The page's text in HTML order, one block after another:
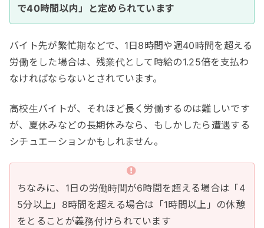
で40時間以内」と定められています
バイト先が繁忙期などで、1日8時間や週40時間を超える
労働をした場合は、残業代として時給の1.25倍を支払わ
なければならないとされています。
高校生バイトが、それほど長く労働するのは難しいです
が、夏休みなどの長期休みなら、もしかしたら遭遇する
シチュエーションかもしれません。
ちなみに、1日の労働時間が6時間を超える場合は「4
5分以上」8時間を超える場合は「1時間以上」の休憩
をとることが義務付けられています